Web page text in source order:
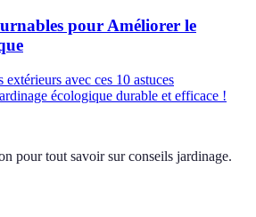
pour Améliorer le
extérieurs avec ces 10 astuces
écologique durable et efficace !
pour tout savoir sur conseils jardinage.